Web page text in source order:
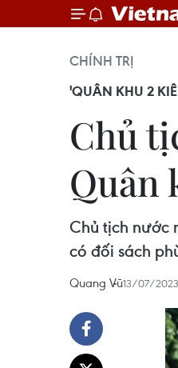
CHÍNH TRỊ
'QUÂN KHU 2
Chủ
Quân
Chủ tịch nước
có đối sách
Quang Vũ13/07/